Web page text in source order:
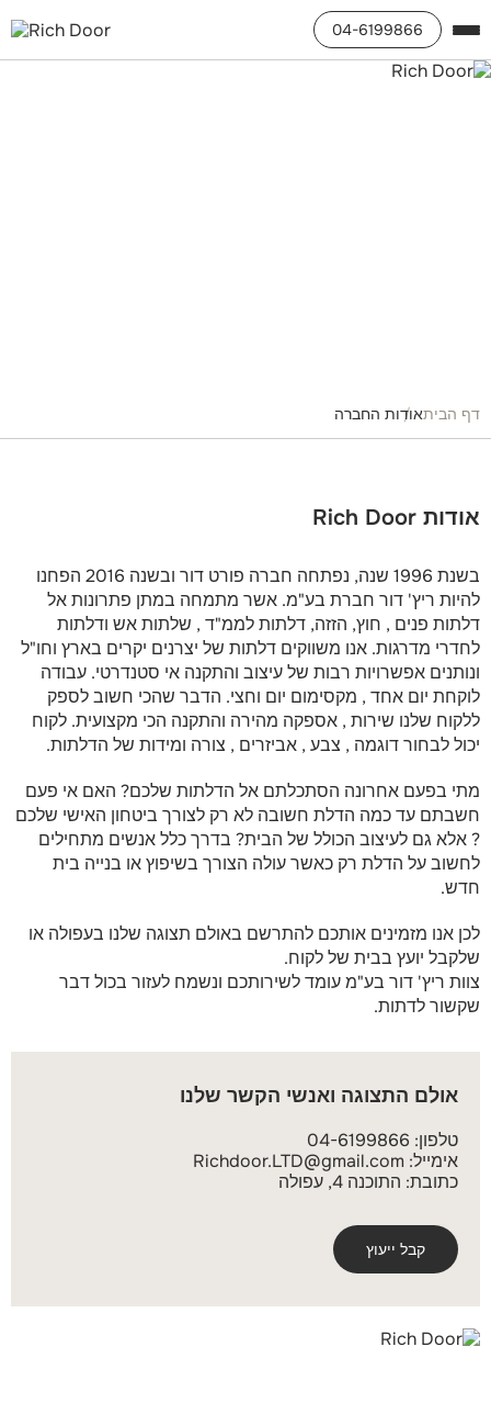
04-6199866
דף הביתאודות החברה
אודות Rich Door
בשנת 1996 שנה, נפתחה חברה פורט דור ובשנה 2016 הפחנו
להיות ריץ' דור חברת בע"מ. אשר מתמחה במתן פתרונות אל
דלתות פנים , חוץ, הזזה, דלתות לממ"ד , שלתות אש ודלתות
לחדרי מדרגות. אנו משווקים דלתות של יצרנים יקרים בארץ וחו"ל
ונותנים אפשרויות רבות של עיצוב והתקנה אי סטנדרטי. עבודה
לוקחת יום אחד , מקסימום יום וחצי. הדבר שהכי חשוב לספק
ללקוח שלנו שירות , אספקה מהירה והתקנה הכי מקצועית. לקוח
יכול לבחור דוגמה , צבע , אביזרים , צורה ומידות של הדלתות.
מתי בפעם אחרונה הסתכלתם אל הדלתות שלכם? האם אי פעם
חשבתם עד כמה הדלת חשובה לא רק לצורך ביטחון האישי שלכם
? אלא גם לעיצוב הכולל של הבית? בדרך כלל אנשים מתחילים
לחשוב על הדלת רק כאשר עולה הצורך בשיפוץ או בנייה בית
חדש.
לכן אנו מזמינים אותכם להתרשם באולם תצוגה שלנו בעפולה או
שלקבל יועץ בבית של לקוח.
צוות ריץ' דור בע"מ עומד לשירותכם ונשמח לעזור בכול דבר
שקשור לדתות.
אולם התצוגה ואנשי הקשר שלנו
טלפון: 04-6199866
אימייל: Richdoor.LTD@gmail.com
כתובת: התוכנה 4, עפולה
קבל ייעוץ